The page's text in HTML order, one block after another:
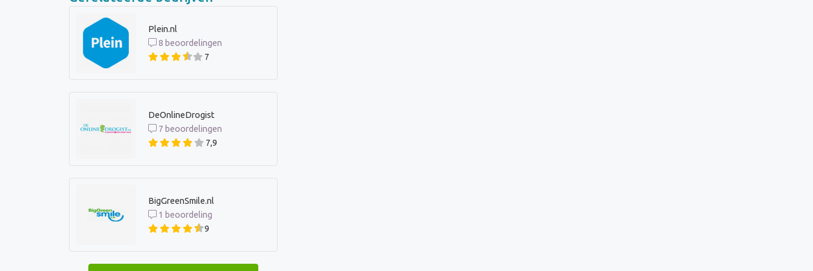
Plein.nl
8 beoordelingen
7
DeOnlineDrogist
7 beoordelingen
7,9
BigGreenSmile.nl
1 beoordeling
9